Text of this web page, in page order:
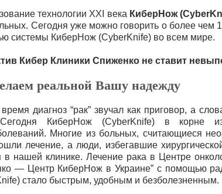
технологии ХХI века КиберНож
Сегодня уже можно говорить о более чем
системы КиберНож (CyberKnife) во всем мире.
Кибер Клиники Спиженко не ставит
реальной Вашу надежду
диагноз “рак” звучал как приговор, а
КиберНож (CyberKnife) в корне
Многие из больных, считающиеся
лечение, а люди, избегавшие
в нашей клинике. Лечение рака в Центре
— Центр КиберНож в Украине” с помощью
стало быстрым, удобным и безболезненным.